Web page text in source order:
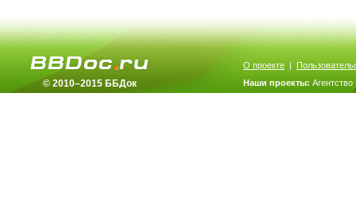
© 2010–2015 ББДок
О проекте |
Наши проекты: